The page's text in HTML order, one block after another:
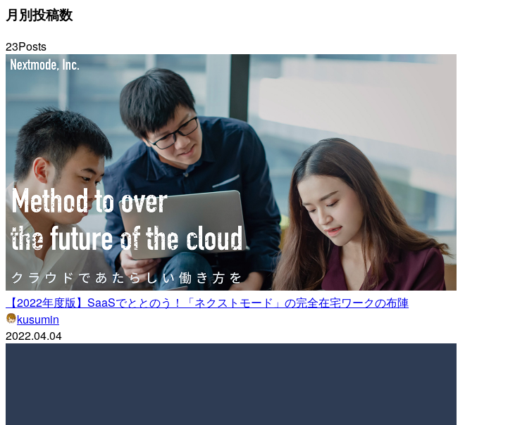
月別投稿数
23Posts
【2022年度版】SaaSでととのう！「ネクストモード」の完全在宅ワークの布陣
kusumin
2022.04.04